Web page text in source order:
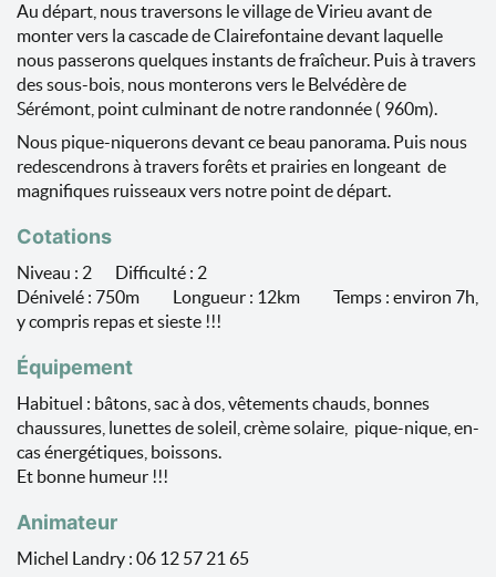
Au départ, nous traversons le village de Virieu avant de
monter vers la cascade de Clairefontaine devant laquelle
nous passerons quelques instants de fraîcheur. Puis à travers
des sous-bois, nous monterons vers le Belvédère de
Sérémont, point culminant de notre randonnée ( 960m).
Nous pique-niquerons devant ce beau panorama. Puis nous
redescendrons à travers forêts et prairies en longeant de
magnifiques ruisseaux vers notre point de départ.
Cotations
Niveau : 2 Difficulté : 2
Dénivelé : 750m Longueur : 12km Temps : environ 7h,
y compris repas et sieste !!!
Équipement
Habituel : bâtons, sac à dos, vêtements chauds, bonnes
chaussures, lunettes de soleil, crème solaire, pique-nique, en-
cas énergétiques, boissons.
Et bonne humeur !!!
Animateur
Michel Landry : 06 12 57 21 65